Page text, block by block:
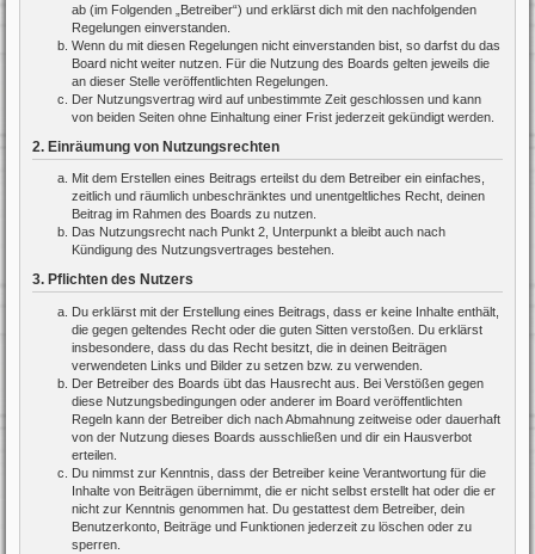
ab (im Folgenden „Betreiber“) und erklärst dich mit den nachfolgenden
Regelungen einverstanden.
Wenn du mit diesen Regelungen nicht einverstanden bist, so darfst du das
Board nicht weiter nutzen. Für die Nutzung des Boards gelten jeweils die
an dieser Stelle veröffentlichten Regelungen.
Der Nutzungsvertrag wird auf unbestimmte Zeit geschlossen und kann
von beiden Seiten ohne Einhaltung einer Frist jederzeit gekündigt werden.
2. Einräumung von Nutzungsrechten
Mit dem Erstellen eines Beitrags erteilst du dem Betreiber ein einfaches,
zeitlich und räumlich unbeschränktes und unentgeltliches Recht, deinen
Beitrag im Rahmen des Boards zu nutzen.
Das Nutzungsrecht nach Punkt 2, Unterpunkt a bleibt auch nach
Kündigung des Nutzungsvertrages bestehen.
3. Pflichten des Nutzers
Du erklärst mit der Erstellung eines Beitrags, dass er keine Inhalte enthält,
die gegen geltendes Recht oder die guten Sitten verstoßen. Du erklärst
insbesondere, dass du das Recht besitzt, die in deinen Beiträgen
verwendeten Links und Bilder zu setzen bzw. zu verwenden.
Der Betreiber des Boards übt das Hausrecht aus. Bei Verstößen gegen
diese Nutzungsbedingungen oder anderer im Board veröffentlichten
Regeln kann der Betreiber dich nach Abmahnung zeitweise oder dauerhaft
von der Nutzung dieses Boards ausschließen und dir ein Hausverbot
erteilen.
Du nimmst zur Kenntnis, dass der Betreiber keine Verantwortung für die
Inhalte von Beiträgen übernimmt, die er nicht selbst erstellt hat oder die er
nicht zur Kenntnis genommen hat. Du gestattest dem Betreiber, dein
Benutzerkonto, Beiträge und Funktionen jederzeit zu löschen oder zu
sperren.